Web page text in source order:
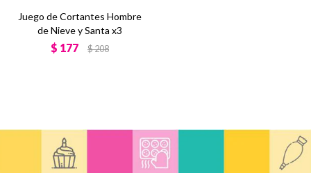
Juego de Cortantes Hombre
de Nieve y Santa x3
$ 177 $208